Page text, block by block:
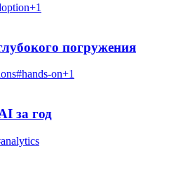
+1
погружения
#hands-on+1
за год
analytics